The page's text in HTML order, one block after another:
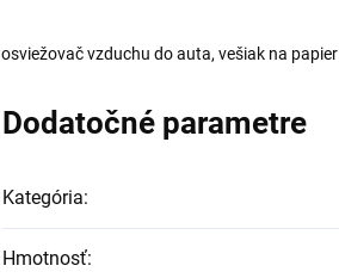
osviežovač vzduchu do auta, vešiak na papier
Dodatočné parametre
Kategória:
Hmotnosť: